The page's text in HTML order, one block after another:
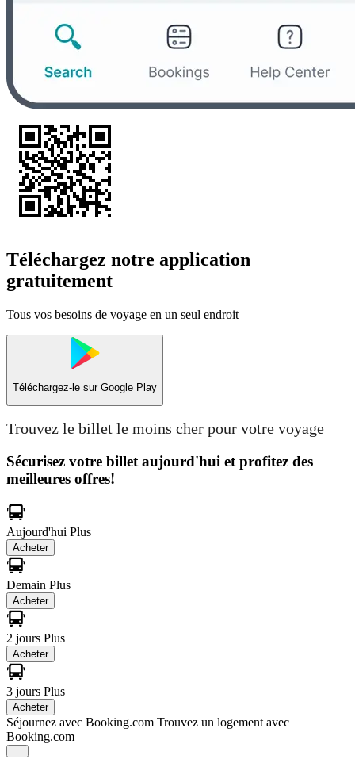
Téléchargez notre application
gratuitement
Tous vos besoins de voyage en un seul endroit
Téléchargez-le sur Google Play
Trouvez le billet le moins cher pour votre voyage
Sécurisez votre billet aujourd'hui et profitez des
meilleures offres!
Aujourd'hui Plus
Acheter
Demain Plus
Acheter
2 jours Plus
Acheter
3 jours Plus
Acheter
Séjournez avec Booking.com Trouvez un logement avec
Booking.com